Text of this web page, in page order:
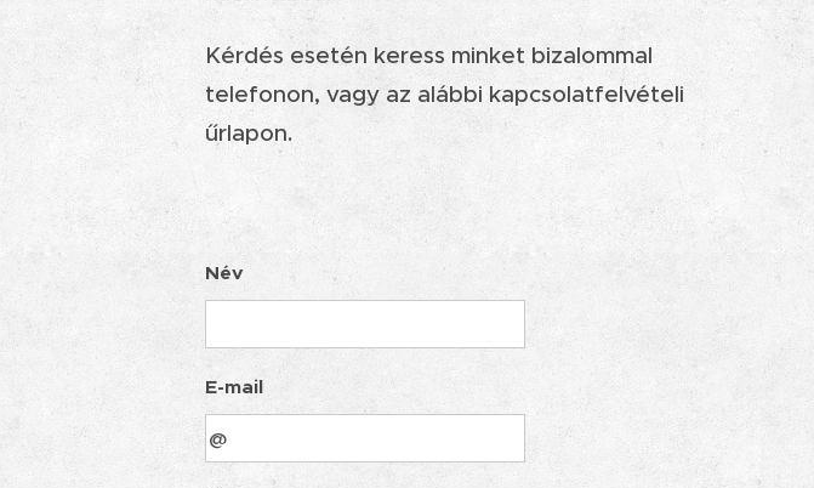
Kérdés esetén keress minket bizalommal
telefonon, vagy az alábbi kapcsolatfelvételi
űrlapon.
Név
E-mail